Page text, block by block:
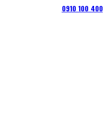
0910 100 400